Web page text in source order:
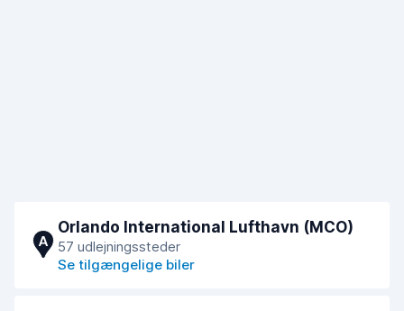
A
Orlando International Lufthavn (MCO)
57 udlejningssteder
Se tilgængelige biler